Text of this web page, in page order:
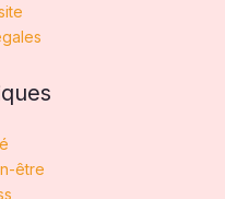
être